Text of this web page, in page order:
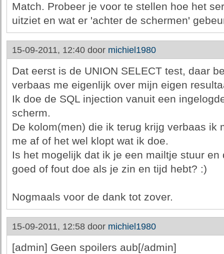
Match. Probeer je voor te stellen hoe het
uitziet en wat er 'achter de schermen'
15-09-2011, 12:40 door michiel1980
Dat eerst is de UNION SELECT test, daar
verbaas me eigenlijk over mijn eigen
Ik doe de SQL injection vanuit een
scherm.
De kolom(men) die ik terug krijg verbaas ik
me af of het wel klopt wat ik doe.
Is het mogelijk dat ik je een mailtje stuur
goed of fout doe als je zin en tijd hebt? :)
Nogmaals voor de dank tot zover.
15-09-2011, 12:58 door michiel1980
[admin] Geen spoilers aub[/admin]